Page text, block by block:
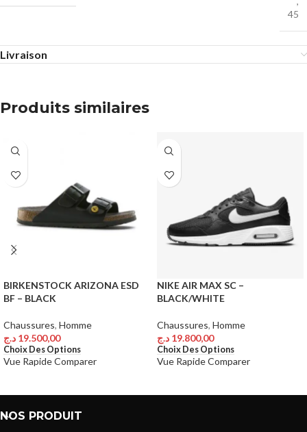
45
Livraison
Produits similaires
BIRKENSTOCK ARIZONA ESD
BF – BLACK
Chaussures, Homme
19.500,00 د.ج
Choix Des Options
Vue RapideComparer
NIKE AIR MAX SC –
BLACK/WHITE
Chaussures, Homme
19.800,00 د.ج
Choix Des Options
Vue RapideComparer
NOS PRODUIT